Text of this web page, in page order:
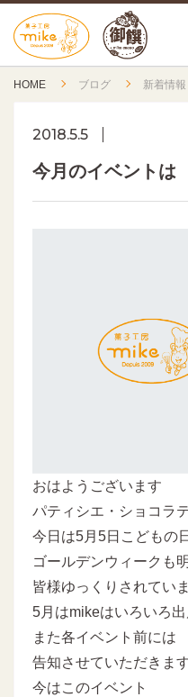
HOME ブログ 新着情報
2018.5.5
今月のイベントは
おはようございます
パティシエ・ショコラ
今日は5月5日こどもの日
ゴールデンウィークも
皆様ゆっくりされてい
5月はmikeはいろいろ
また各イベント前には
告知させていただきま
今はこのイベント